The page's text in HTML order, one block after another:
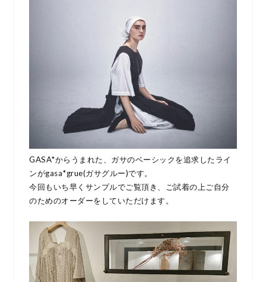
GASA*からうまれた、ガサのベーシックを追求したライ
ンがgasa*grue(ガサグルー)です。
今回もいち早くサンプルでご覧頂き、ご試着の上ご自分
のためのオーダーをしていただけます。